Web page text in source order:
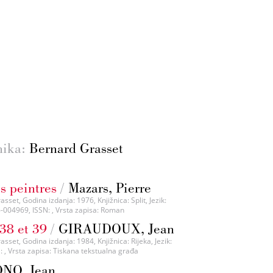
Bernard Grasset
peintres / Mazars, Pierre
Godina izdanja: 1976, Knjižnica: Split, Jezik:
ISSN: , Vrsta zapisa: Roman
et 39/ GIRAUDOUX, Jean
Godina izdanja: 1984, Knjižnica: Rijeka, Jezik:
, Vrsta zapisa: Tiskana tekstualna građa
Jean